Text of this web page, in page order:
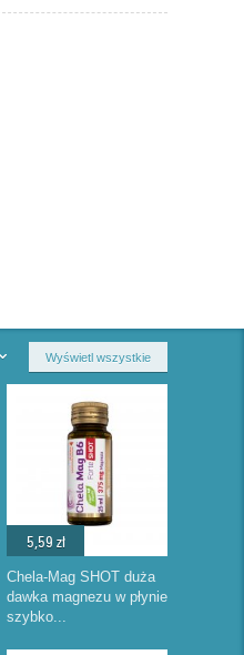
Wyświetl wszystkie
5,59 zł
Chela-Mag SHOT duża
dawka magnezu w płynie
szybko...